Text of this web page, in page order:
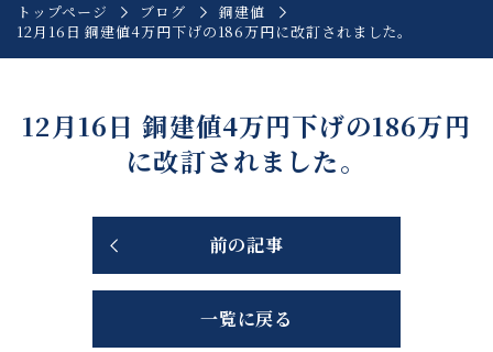
トップページ ブログ
銅建値
12月16日 銅建値4万円下げの186万円に改訂されました。
12月16日 銅建値4万円下げの186万円
に改訂されました。
前の記事
一覧に戻る